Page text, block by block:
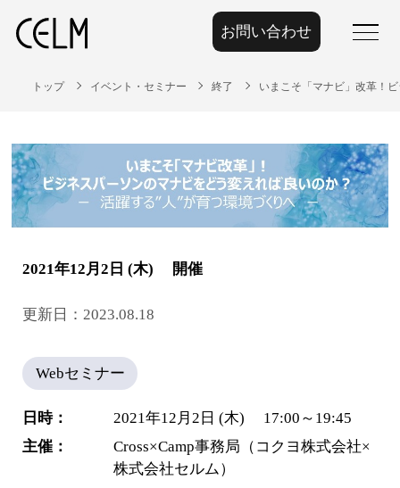
お問い合わせ
トップ イベント・セミナー 終了 いまこそ「マナビ」改革！
2021年12月2日 (木) 開催
更新日：2023.08.18
Webセミナー
日時：
2021年12月2日 (木) 17:00～19:45
主催：
Cross×Camp事務局（コクヨ株式会社×
株式会社セルム）